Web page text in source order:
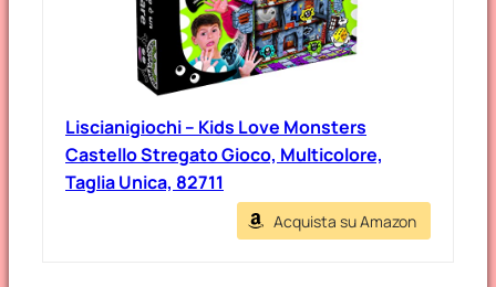
Liscianigiochi – Kids Love Monsters
Castello Stregato Gioco, Multicolore,
Taglia Unica, 82711
Acquista su Amazon